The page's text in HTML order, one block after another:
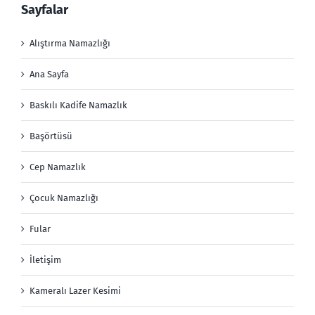
Sayfalar
Alıştırma Namazlığı
Ana Sayfa
Baskılı Kadife Namazlık
Başörtüsü
Cep Namazlık
Çocuk Namazlığı
Fular
İletişim
Kameralı Lazer Kesimi